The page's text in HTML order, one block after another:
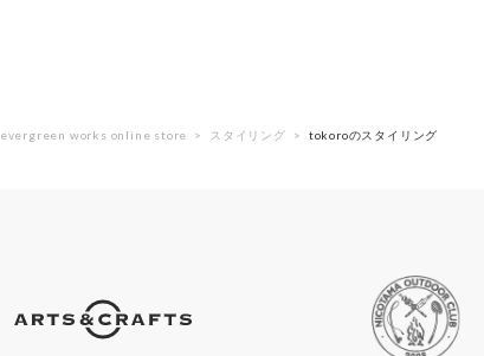
evergreen works online store スタイリング tokoroのスタイリング